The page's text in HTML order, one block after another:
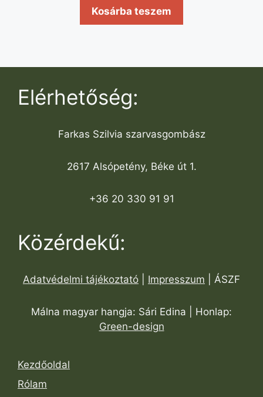
-
ő
Kosárba teszem
Elérhetőség:
Farkas Szilvia szarvasgombász
2617 Alsópetény, Béke út 1.
+36 20 330 91 91
Közérdekű:
Adatvédelmi tájékoztató Impresszum | ÁSZF
Málna magyar hangja: Sári Edina | Honlap:
Green-design
Kezdőoldal
Rólam